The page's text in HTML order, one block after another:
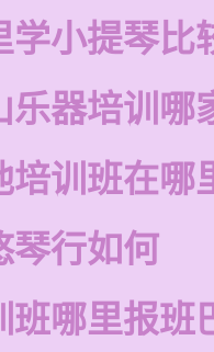
学小提琴比
乐器培训哪
培训班在哪
琴行如何
班哪里报班